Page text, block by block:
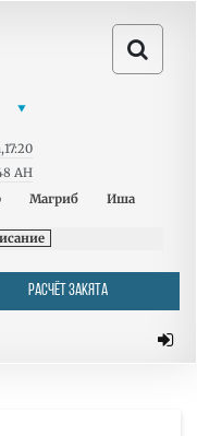
,17:20
AH
Магриб Иша
РАСЧЁТ ЗАКЯТА